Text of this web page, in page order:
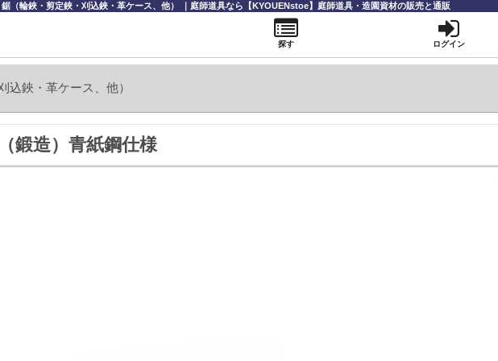
込鋏・革ケース、他）
造）青紙鋼仕様
輪鋏・剪定鋏・刈込鋏・革ケース、他） ｜庭師道具なら【KYOUENstoe】庭師道具・造園資材の販売と通販
探す ログイン